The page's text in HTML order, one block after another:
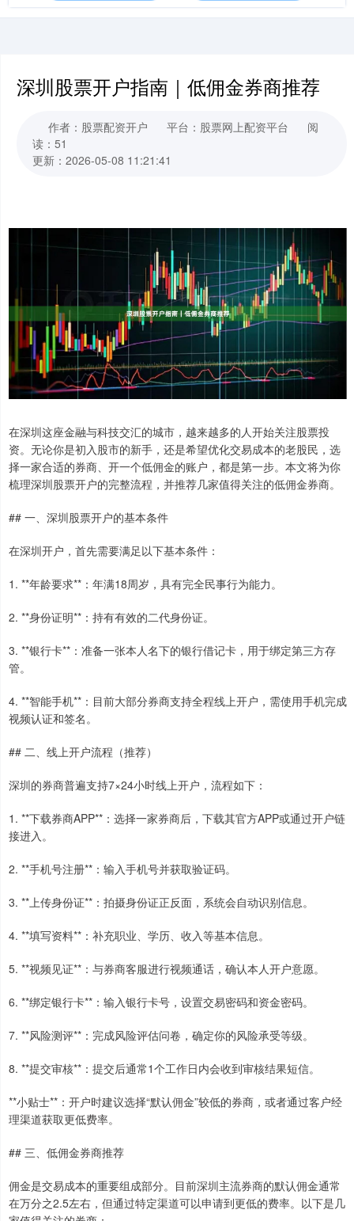
深圳股票开户指南｜低佣金券商推荐
作者：股票配资开户 平台：股票网上配资平台
阅
读：51
更新：2026-05-08 11:21:41
在深圳这座金融与科技交汇的城市，越来越多的人开始关注股票投
资。无论你是初入股市的新手，还是希望优化交易成本的老股民，选
择一家合适的券商、开一个低佣金的账户，都是第一步。本文将为你
梳理深圳股票开户的完整流程，并推荐几家值得关注的低佣金券商。
## 一、深圳股票开户的基本条件
在深圳开户，首先需要满足以下基本条件：
1. **年龄要求**：年满18周岁，具有完全民事行为能力。
2. **身份证明**：持有有效的二代身份证。
3. **银行卡**：准备一张本人名下的银行借记卡，用于绑定第三方存
管。
4. **智能手机**：目前大部分券商支持全程线上开户，需使用手机完成
视频认证和签名。
## 二、线上开户流程（推荐）
深圳的券商普遍支持7×24小时线上开户，流程如下：
1. **下载券商APP**：选择一家券商后，下载其官方APP或通过开户链
接进入。
2. **手机号注册**：输入手机号并获取验证码。
3. **上传身份证**：拍摄身份证正反面，系统会自动识别信息。
4. **填写资料**：补充职业、学历、收入等基本信息。
5. **视频见证**：与券商客服进行视频通话，确认本人开户意愿。
6. **绑定银行卡**：输入银行卡号，设置交易密码和资金密码。
7. **风险测评**：完成风险评估问卷，确定你的风险承受等级。
8. **提交审核**：提交后通常1个工作日内会收到审核结果短信。
**小贴士**：开户时建议选择“默认佣金”较低的券商，或者通过客户经
理渠道获取更低费率。
## 三、低佣金券商推荐
佣金是交易成本的重要组成部分。目前深圳主流券商的默认佣金通常
在万分之2.5左右，但通过特定渠道可以申请到更低的费率。以下是几